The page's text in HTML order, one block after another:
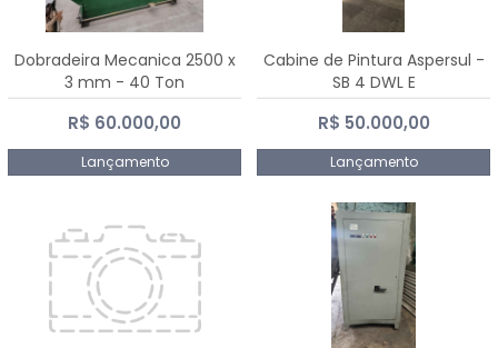
Dobradeira Mecanica 2500 x
3 mm - 40 Ton
R$ 60.000,00
Lançamento
Cabine de Pintura Aspersul -
SB 4 DWL E
R$ 50.000,00
Lançamento